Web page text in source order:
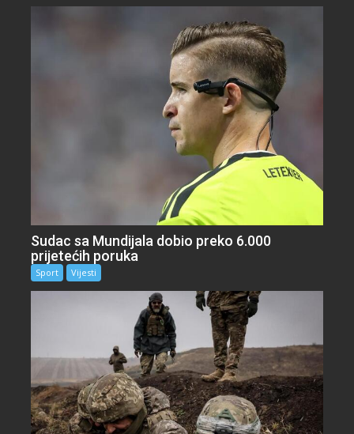
Sudac sa Mundijala dobio preko 6.000
prijetećih poruka
Sport Vijesti